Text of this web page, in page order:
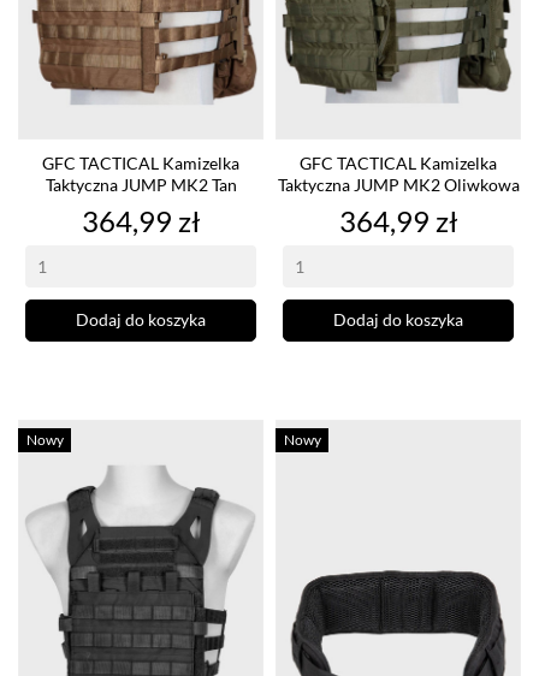
GFC TACTICAL Kamizelka
Taktyczna JUMP MK2 Tan
Cena
364,99 zł
Dodaj do koszyka
GFC TACTICAL Kamizelka
Taktyczna JUMP MK2 Oliwkowa
Cena
364,99 zł
Dodaj do koszyka
Nowy Nowy